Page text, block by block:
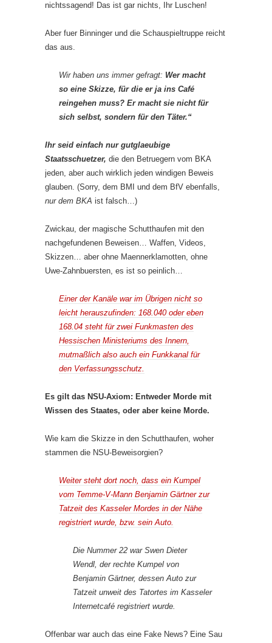
nichtssagend! Das ist gar nichts, Ihr Luschen!
Aber fuer Binninger und die Schauspieltruppe reicht
das aus.
Wir haben uns immer gefragt: Wer macht
so eine Skizze, für die er ja ins Café
reingehen muss? Er macht sie nicht für
sich selbst, sondern für den Täter.“
Ihr seid einfach nur gutglaeubige
Staatsschuetzer, die den Betruegern vom BKA
jeden, aber auch wirklich jeden windigen Beweis
glauben. (Sorry, dem BMI und dem BfV ebenfalls,
nur dem BKA ist falsch…)
Zwickau, der magische Schutthaufen mit den
nachgefundenen Beweisen… Waffen, Videos,
Skizzen… aber ohne Maennerklamotten, ohne
Uwe-Zahnbuersten, es ist so peinlich…
Einer der Kanäle war im Übrigen nicht so
leicht herauszufinden: 168.040 oder eben
168.04 steht für zwei Funkmasten des
Hessischen Ministeriums des Innern,
mutmaßlich also auch ein Funkkanal für
den Verfassungsschutz.
Es gilt das NSU-Axiom: Entweder Morde mit
Wissen des Staates, oder aber keine Morde.
Wie kam die Skizze in den Schutthaufen, woher
stammen die NSU-Beweisorgien?
Weiter steht dort noch, dass ein Kumpel
vom Temme-V-Mann Benjamin Gärtner zur
Tatzeit des Kasseler Mordes in der Nähe
registriert wurde, bzw. sein Auto.
Die Nummer 22 war Swen Dieter
Wendl, der rechte Kumpel von
Benjamin Gärtner, dessen Auto zur
Tatzeit unweit des Tatortes im Kasseler
Internetcafé registriert wurde.
Offenbar war auch das eine Fake News? Eine Sau